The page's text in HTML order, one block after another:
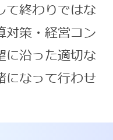
て終わりではな
対策・経営コン
に沿った適切な
になって行わせ